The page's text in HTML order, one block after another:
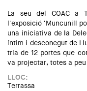
La seu del COAC a
l'exposició ‘Muncunill
una iniciativa de la
íntim i desconegut de
tria de 12 portes que
va projectar, totes a
LLOC:
Terrassa